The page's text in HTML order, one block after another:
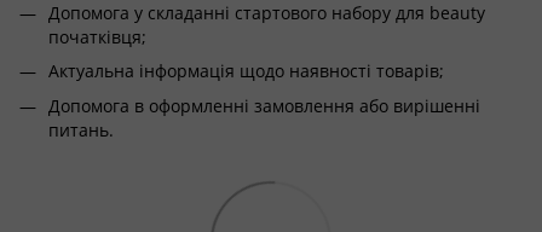
Допомога у складанні стартового набору для beauty
початківця;
Актуальна інформація щодо наявності товарів;
Допомога в оформленні замовлення або вирішенні
питань.